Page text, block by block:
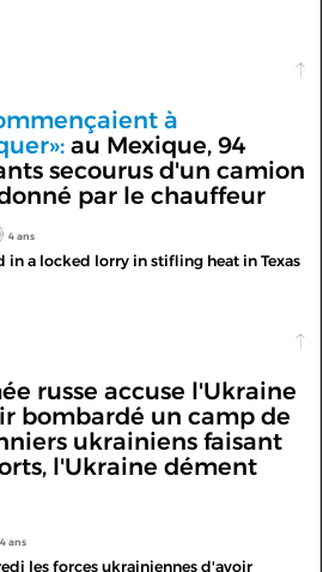
à
au Mexique, 94
secourus d'un camion
par le chauffeur
4 ans
in a locked lorry in stifling heat in Texas
russe accuse l'Ukraine
bombardé un camp de
ukrainiens faisant
l'Ukraine dément
4 ans
les forces ukrainiennes d'avoir